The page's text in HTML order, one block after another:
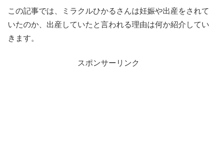
この記事では、ミラクルひかるさんは妊娠や出産をされて
いたのか、出産していたと言われる理由は何か紹介してい
きます。
スポンサーリンク